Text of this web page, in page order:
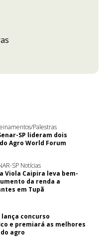
Palestras
SP lideram dois
Agro World Forum
SP Notícias
Viola Caipira leva bem-
da renda a
em Tupã
lança concurso
e premiará as melhores
agro